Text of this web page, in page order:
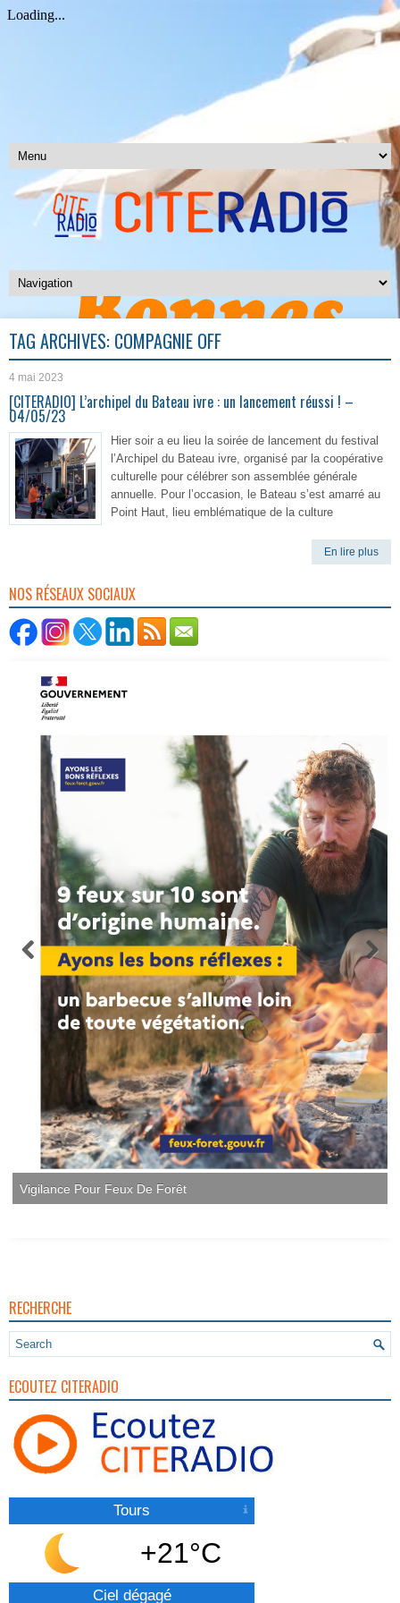
TAG ARCHIVES: COMPAGNIE OFF
4 mai 2023
[CITERADIO] L’archipel du Bateau ivre : un lancement réussi ! –
04/05/23
Hier soir a eu lieu la soirée de lancement du festival
l’Archipel du Bateau ivre, organisé par la coopérative
culturelle pour célébrer son assemblée générale
annuelle. Pour l’occasion, le Bateau s’est amarré au
Point Haut, lieu emblématique de la culture
En lire plus
NOS RÉSEAUX SOCIAUX
Vigilance Pour Feux De Forêt
RECHERCHE
ECOUTEZ CITERADIO
Tours
+21°C
Ciel dégagé